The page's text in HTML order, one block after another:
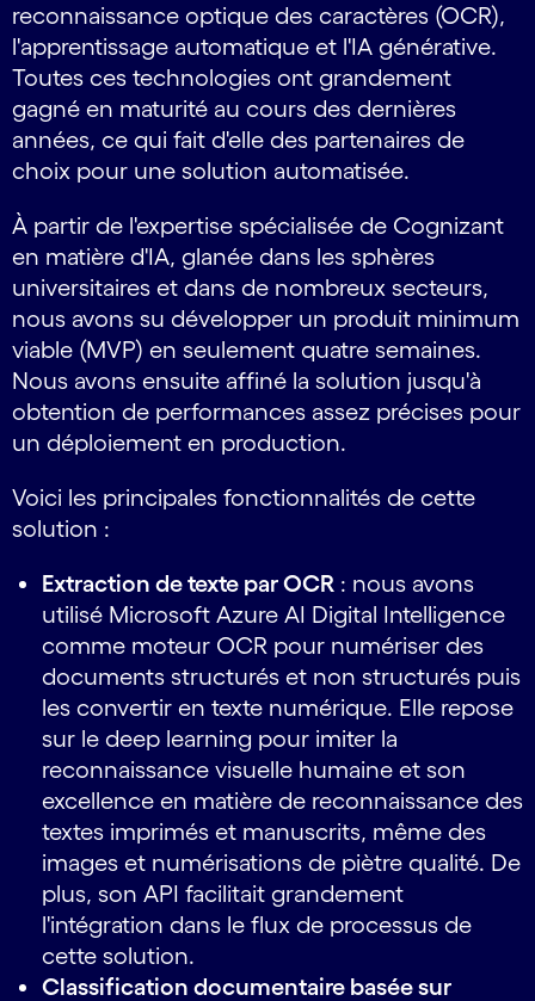
reconnaissance optique des caractères (OCR),
l'apprentissage automatique et l'IA générative.
Toutes ces technologies ont grandement
gagné en maturité au cours des dernières
années, ce qui fait d'elle des partenaires de
choix pour une solution automatisée.
À partir de l'expertise spécialisée de Cognizant
en matière d'IA, glanée dans les sphères
universitaires et dans de nombreux secteurs,
nous avons su développer un produit minimum
viable (MVP) en seulement quatre semaines.
Nous avons ensuite affiné la solution jusqu'à
obtention de performances assez précises pour
un déploiement en production.
Voici les principales fonctionnalités de cette
solution :
Extraction de texte par OCR : nous avons
utilisé Microsoft Azure AI Digital Intelligence
comme moteur OCR pour numériser des
documents structurés et non structurés puis
les convertir en texte numérique. Elle repose
sur le deep learning pour imiter la
reconnaissance visuelle humaine et son
excellence en matière de reconnaissance des
textes imprimés et manuscrits, même des
images et numérisations de piètre qualité. De
plus, son API facilitait grandement
l'intégration dans le flux de processus de
cette solution.
Classification documentaire basée sur